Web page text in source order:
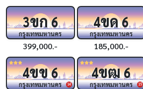
3ขก6
กรุงเทพมหานคร
399,000.-
4ขด6
กรุงเทพมหานคร
185,000.-
14
4ขข6
กรุงเทพมหานคร 15
4ขฒ6
กรุงเทพมหานคร